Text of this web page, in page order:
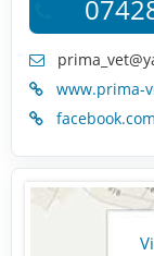
www.prima-